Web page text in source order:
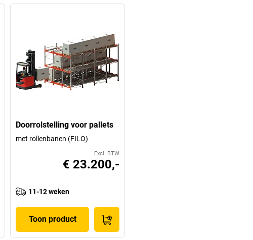
Doorrolstelling voor pallets
met rollenbanen (FILO)
Excl. BTW
€ 23.200,-
11-12 weken
Toon product